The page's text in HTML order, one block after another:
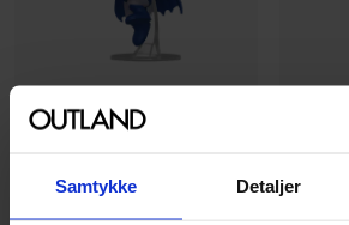
Samtykke Detaljer
Batman with Bomb POP!